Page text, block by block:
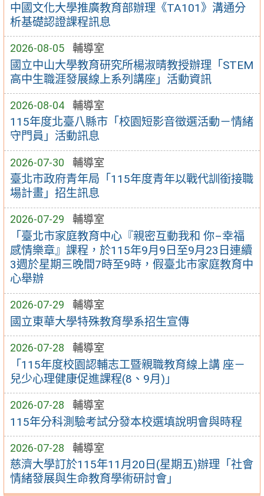
中國文化大學推廣教育部辦理《TA101》溝通分
析基礎認證課程訊息
2026-08-05 輔導室
國立中山大學教育研究所楊淑晴教授辦理「STEM
高中生職涯發展線上系列講座」活動資訊
2026-08-04 輔導室
115年度北臺八縣市「校園短影音徵選活動－情緒
守門員」活動訊息
2026-07-30 輔導室
臺北市政府青年局「115年度青年以戰代訓銜接職
場計畫」招生訊息
2026-07-29 輔導室
「臺北市家庭教育中心『親密互動我和 你–幸福
感情樂章』課程，於115年9月9日至9月23日連續
3週於星期三晚間7時至9時，假臺北市家庭教育中
心舉辦
2026-07-29 輔導室
國立東華大學特殊教育學系招生宣傳
2026-07-28 輔導室
「115年度校園認輔志工暨親職教育線上講 座－
兒少心理健康促進課程(8、9月)」
2026-07-28 輔導室
115年分科測驗考試分發本校選填說明會與時程
2026-07-28 輔導室
慈濟大學訂於115年11月20日(星期五)辦理「社會
情緒發展與生命教育學術研討會」